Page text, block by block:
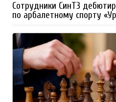
Сотрудники СинТЗ
по арбалетному спорту